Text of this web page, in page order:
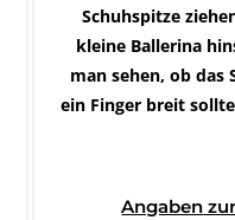
Schuhspitze
kleine Ballerina
man sehen, ob das
ein Finger breit
Angaben